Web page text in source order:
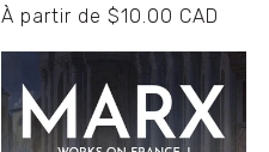
habituel
promotionnel
À partir de $10.00 CAD